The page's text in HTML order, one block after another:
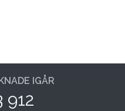
IGÅR
912